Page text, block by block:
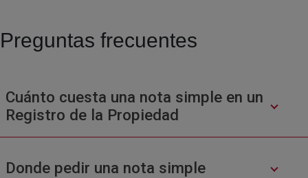
Preguntas frecuentes
Cuánto cuesta una nota simple en un
Registro de la Propiedad
Donde pedir una nota simple